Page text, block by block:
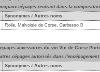
cépages rentrant dans la
Synonymes / Autres noms
Rolle, Malvoisie de Corse, Garbesso B
accessoires du vin Vin de Corse
cépages autorisés dans
Synonymes / Autres noms